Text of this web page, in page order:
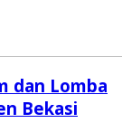
dan Lomba
Bekasi